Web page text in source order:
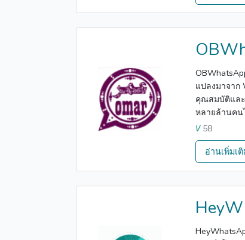
แปลงมาจาก
คุณสมบัติแล
หลายล้านคน
V58
อ่านเพิ่มเติ